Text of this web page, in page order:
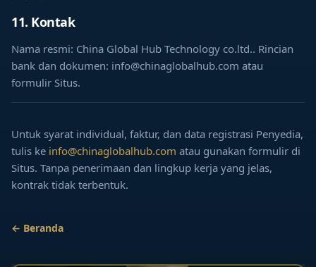
11. Kontak
Nama resmi: China Global Hub Technology co.ltd.. Rincian
bank dan dokumen: info@chinaglobalhub.com atau
formulir Situs.
Untuk syarat individual, faktur, dan data registrasi Penyedia,
tulis ke info@chinaglobalhub.com atau gunakan formulir di
Situs. Tanpa penerimaan dan lingkup kerja yang jelas,
kontrak tidak terbentuk.
← Beranda